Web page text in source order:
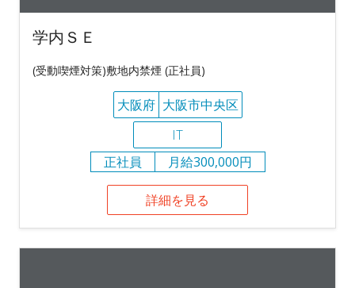
学内ＳＥ
(受動喫煙対策)敷地内禁煙 (正社員)
大阪府 大阪市中央区
IT
正社員
月給300,000円
詳細を見る